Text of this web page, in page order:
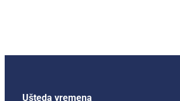
Ušteda vremena